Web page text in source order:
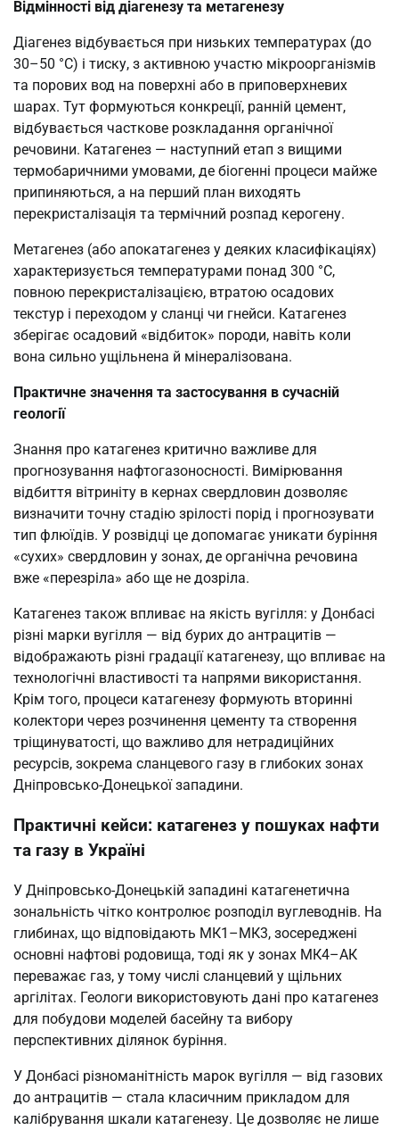
Відмінності від діагенезу та метагенезу
Діагенез відбувається при низьких температурах (до
30–50 °C) і тиску, з активною участю мікроорганізмів
та порових вод на поверхні або в приповерхневих
шарах. Тут формуються конкреції, ранній цемент,
відбувається часткове розкладання органічної
речовини. Катагенез — наступний етап з вищими
термобаричними умовами, де біогенні процеси майже
припиняються, а на перший план виходять
перекристалізація та термічний розпад керогену.
Метагенез (або апокатагенез у деяких класифікаціях)
характеризується температурами понад 300 °C,
повною перекристалізацією, втратою осадових
текстур і переходом у сланці чи гнейси. Катагенез
зберігає осадовий «відбиток» породи, навіть коли
вона сильно ущільнена й мінералізована.
Практичне значення та застосування в сучасній
геології
Знання про катагенез критично важливе для
прогнозування нафтогазоносності. Вимірювання
відбиття вітриніту в кернах свердловин дозволяє
визначити точну стадію зрілості порід і прогнозувати
тип флюїдів. У розвідці це допомагає уникати буріння
«сухих» свердловин у зонах, де органічна речовина
вже «перезріла» або ще не дозріла.
Катагенез також впливає на якість вугілля: у Донбасі
різні марки вугілля — від бурих до антрацитів —
відображають різні градації катагенезу, що впливає на
технологічні властивості та напрями використання.
Крім того, процеси катагенезу формують вторинні
колектори через розчинення цементу та створення
тріщинуватості, що важливо для нетрадиційних
ресурсів, зокрема сланцевого газу в глибоких зонах
Дніпровсько-Донецької западини.
Практичні кейси: катагенез у пошуках нафти
та газу в Україні
У Дніпровсько-Донецькій западині катагенетична
зональність чітко контролює розподіл вуглеводнів. На
глибинах, що відповідають МК1–МК3, зосереджені
основні нафтові родовища, тоді як у зонах МК4–АК
переважає газ, у тому числі сланцевий у щільних
аргілітах. Геологи використовують дані про катагенез
для побудови моделей басейну та вибору
перспективних ділянок буріння.
У Донбасі різноманітність марок вугілля — від газових
до антрацитів — стала класичним прикладом для
калібрування шкали катагенезу. Це дозволяє не лише